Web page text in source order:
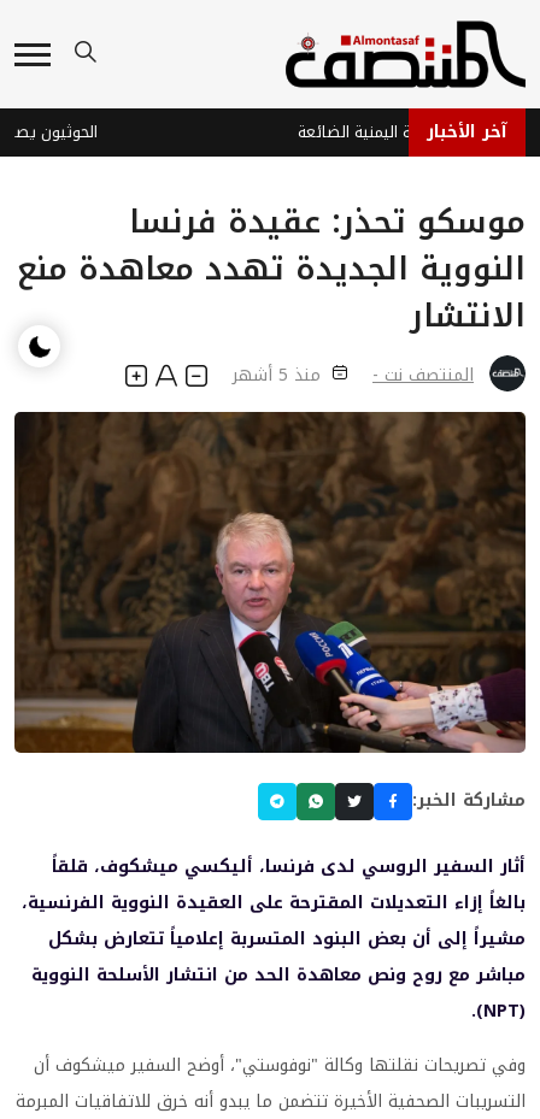
آخر الأخبار
والدبلوماسية اليمنية الضائعة الحوثيون
موسكو تحذر: عقيدة فرنسا
النووية الجديدة تهدد معاهدة منع
الانتشار
المنتصف نت - منذ 5 أشهر
مشاركة الخبر:
أثار السفير الروسي لدى فرنسا، أليكسي ميشكوف، قلقاً
بالغاً إزاء التعديلات المقترحة على العقيدة النووية الفرنسية،
مشيراً إلى أن بعض البنود المتسربة إعلامياً تتعارض بشكل
مباشر مع روح ونص معاهدة الحد من انتشار الأسلحة النووية
(NPT).
وفي تصريحات نقلتها وكالة "نوفوستي"، أوضح السفير ميشكوف أن
التسريبات الصحفية الأخيرة تتضمن ما يبدو أنه خرق للاتفاقيات المبرمة